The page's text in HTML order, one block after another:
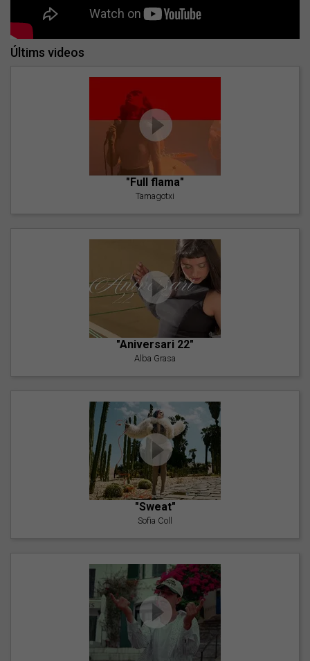
Últims videos
"Full flama"
Tamagotxi
"Aniversari 22"
Alba Grasa
"Sweat"
Sofia Coll